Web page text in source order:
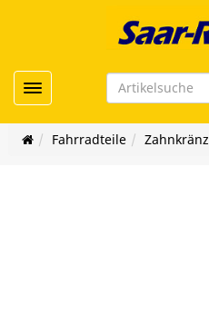
Toggle navigation
Fahrradteile